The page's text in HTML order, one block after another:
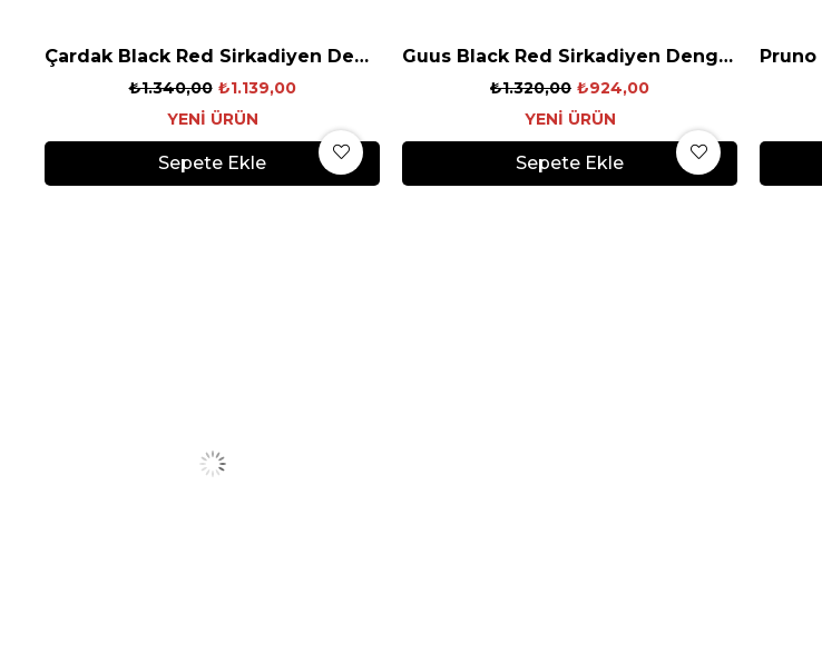
Çardak Black Red Sirkadiyen Denge Gözlüğü
₺1.139,00
₺1.340,00
Sepete Ekle
YENI ÜRÜN
Guus Black Red Sirkadiyen Denge Gözlüğü
₺924,00
₺1.320,00
Sepete Ekle
YENI ÜRÜN